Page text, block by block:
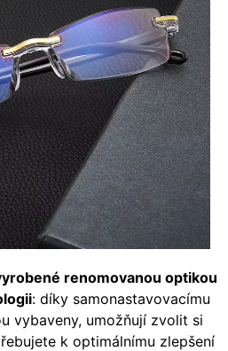
renomovanou optikou
: díky samonastavovacímu
vybaveny, umožňují zvolit si
k optimálnímu zlepšení